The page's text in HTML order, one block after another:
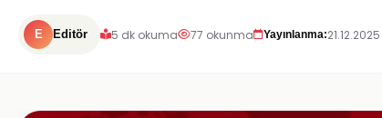
E Editör 5 dk okuma 77 okunma Yayınlanma:21.12.2025